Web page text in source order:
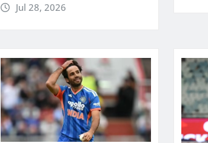
Jul 28, 2026